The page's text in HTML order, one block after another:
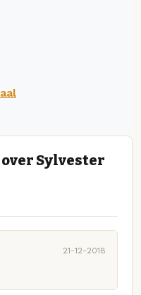
Sylvester
21-12-2018